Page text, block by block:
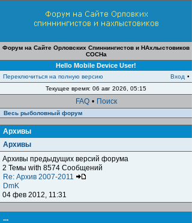
Форум на Сайте Орловских Спиннингистов и НАхлыстовиков
СОСНа
Hello Mobile Device User!
Переключиться на полную версию Вход •
Текущее время: 06 авг 2026, 05:15
FAQ • Поиск
Весь рыболовный форум
Архивы
Архивы
Архивы предыдущих версий форума
2 Темы with 8574 Сообщений
Re: Архив 2007-2011
DmK
04 фев 2012, 11:31
...